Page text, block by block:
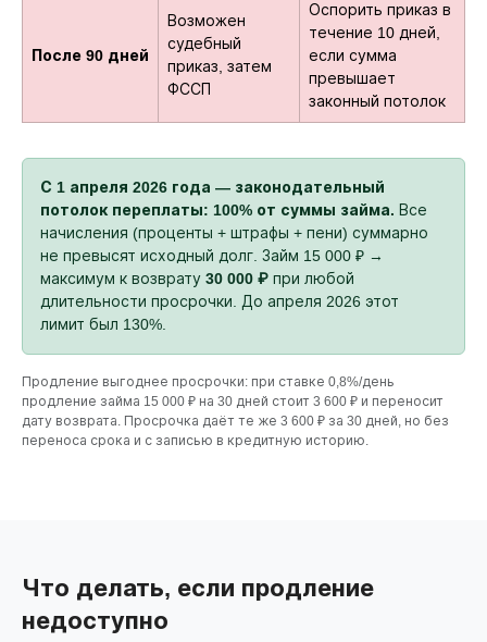
После 90 дней
Возможен
судебный
приказ, затем
ФССП
Оспорить приказ в
течение 10 дней,
если сумма
превышает
законный потолок
С 1 апреля 2026 года — законодательный
потолок переплаты: 100% от суммы займа. Все
начисления (проценты + штрафы + пени) суммарно
не превысят исходный долг. Займ 15 000 ₽ →
максимум к возврату 30 000 ₽ при любой
длительности просрочки. До апреля 2026 этот
лимит был 130%.
Продление выгоднее просрочки: при ставке 0,8%/день
продление займа 15 000 ₽ на 30 дней стоит 3 600 ₽ и переносит
дату возврата. Просрочка даёт те же 3 600 ₽ за 30 дней, но без
переноса срока и с записью в кредитную историю.
Что делать, если продление
недоступно